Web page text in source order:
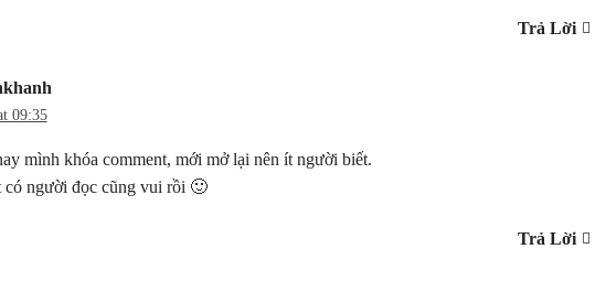
Trả Lời
09:35
mình khóa comment, mới mở lại nên ít người biết.
người đọc cũng vui rồi 🙂
Trả Lời